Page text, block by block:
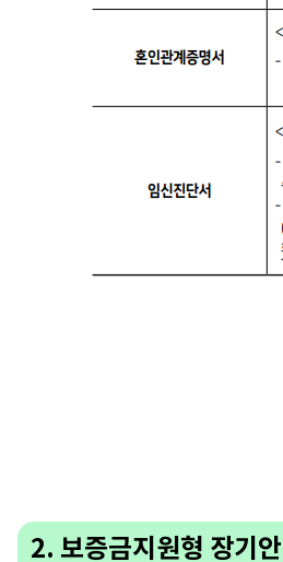
2. 보증금지원형 장기